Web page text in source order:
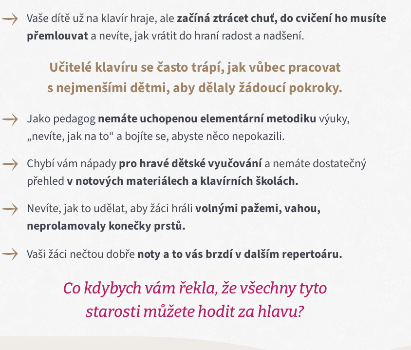
Vaše dítě už na klavír hraje, ale začíná ztrácet chuť, do cvičení ho musíte
přemlouvata nevíte, jak vrátit do hraní radost a nadšení.
Učitelé klavíru se často trápí, jak vůbec pracovat
s nejmenšími dětmi, aby dělaly žádoucí pokroky.
Jako pedagognemáte uchopenou elementární metodiku výuky,
„nevíte, jak na to“ a bojíte se, abyste něco nepokazili.
Chybí vám nápadypro hravé dětské vyučovánía nemáte dostatečný
přehledv notových materiálech a klavírních školách.
Nevíte, jak to udělat, aby žáci hrálivolnými pažemi, vahou,
neprolamovaly konečky prstů.
Vaši žáci nečtou dobře noty a to vás brzdí v dalším repertoáru.
Co kdybych vám řekla, že všechny tyto
starosti můžete hodit za hlavu?